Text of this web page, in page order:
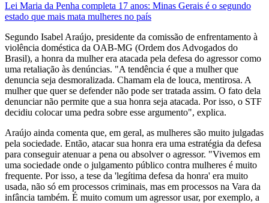
Lei Maria da Penha completa 17 anos: Minas Gerais é o segundo
estado que mais mata mulheres no país
Segundo Isabel Araújo, presidente da comissão de enfrentamento à
violência doméstica da OAB-MG (Ordem dos Advogados do
Brasil), a honra da mulher era atacada pela defesa do agressor como
uma retaliação às denúncias. "A tendência é que a mulher que
denuncia seja desmoralizada. Chamam ela de louca, mentirosa. A
mulher que quer se defender não pode ser tratada assim. O fato dela
denunciar não permite que a sua honra seja atacada. Por isso, o STF
decidiu colocar uma pedra sobre esse argumento", explica.
Araújo ainda comenta que, em geral, as mulheres são muito julgadas
pela sociedade. Então, atacar sua honra era uma estratégia da defesa
para conseguir atenuar a pena ou absolver o agressor. "Vivemos em
uma sociedade onde o julgamento público contra mulheres é muito
frequente. Por isso, a tese da 'legítima defesa da honra' era muito
usada, não só em processos criminais, mas em processos na Vara da
infância também. É muito comum um agressor usar, por exemplo, a